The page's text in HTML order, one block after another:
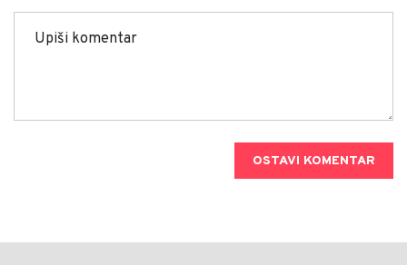
OSTAVI KOMENTAR